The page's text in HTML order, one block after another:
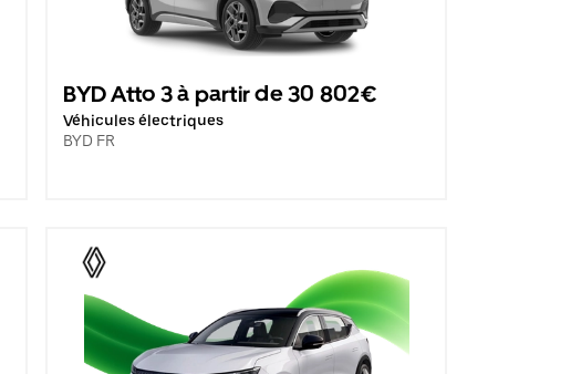
BYD Atto 3 à partir de 30 802€
Véhicules électriques
BYD FR